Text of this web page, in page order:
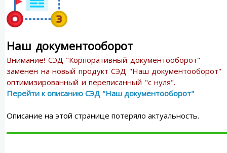
Наш документооборот
Внимание! СЭД "Корпоративный документооборот"
заменен на новый продукт СЭД "Наш документооборот"
оптимизированный и переписанный "с нуля".
Перейти к описанию СЭД "Наш документооборот"
Описание на этой странице потеряло актуальность.